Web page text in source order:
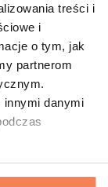
treści i
i
o tym, jak
partnerom
innymi danymi